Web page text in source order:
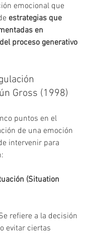
emocional que
estrategias que
en
proceso generativo
Gross (1998)
puntos en el
de una emoción
intervenir para
(Situation
refiere a la decisión
evitar ciertas